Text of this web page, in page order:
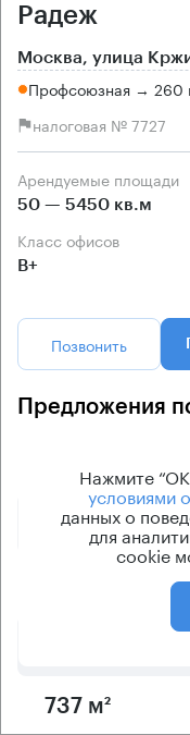
Радеж
Москва, улица
Профсоюзная → 260
налоговая № 7727
Арендуемые площади
50 — 5450 кв.м
Класс офисов
B+
Позвонить
Предложения
Площадь
102 м²
737 м²
Нажмите
условиями
данных о
для
cookie